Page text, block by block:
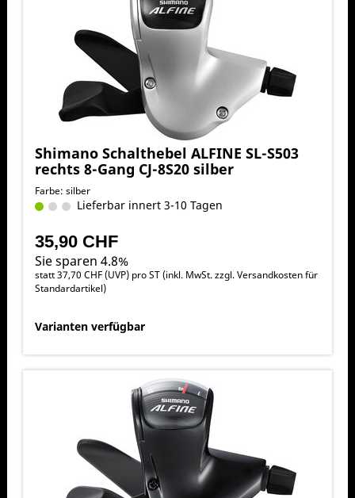
Shimano Schalthebel ALFINE SL-S503
rechts 8-Gang CJ-8S20 silber
Farbe: silber
Lieferbar innert 3-10 Tagen
35,90 CHF
Sie sparen 4.8%
statt37,70 CHF(UVP) pro ST (inkl. MwSt. zzgl.Versandkosten für
Standardartikel)
Varianten verfügbar